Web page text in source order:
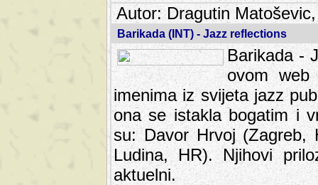
Autor: Dragutin
Barikada (INT) - Jazz reflections
Barikada -
ovom web
imenima iz svijeta jazz
ona se istakla bogatim i
su: Davor Hrvoj (Zagreb,
Ludina, HR). Njihovi
aktuelni.